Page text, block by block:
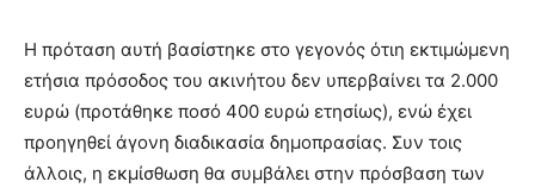
Η πρόταση αυτή βασίστηκε στο γεγονός ότιη εκτιμώμενη
ετήσια πρόσοδος του ακινήτου δεν υπερβαίνει τα 2.000
ευρώ (προτάθηκε ποσό 400 ευρώ ετησίως), ενώ έχει
προηγηθεί άγονη διαδικασία δημοπρασίας. Συν τοις
άλλοις, η εκμίσθωση θα συμβάλει στην πρόσβαση των